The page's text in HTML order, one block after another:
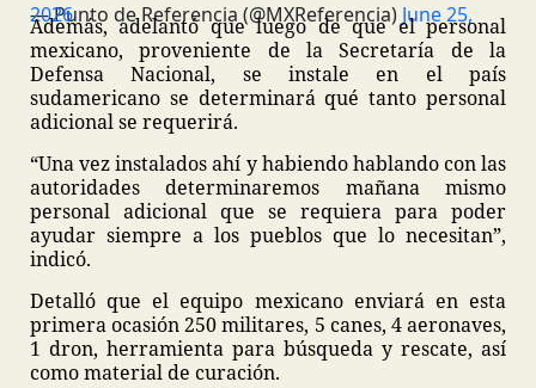
— Punto de Referencia (@MXReferencia)
June 25, 2026
Además, adelantó que luego de que el personal
mexicano, proveniente de la Secretaría de la
Defensa Nacional, se instale en el país
sudamericano se determinará qué tanto personal
adicional se requerirá.
“Una vez instalados ahí y habiendo hablando con las
autoridades determinaremos mañana mismo
personal adicional que se requiera para poder
ayudar siempre a los pueblos que lo necesitan”,
indicó.
Detalló que el equipo mexicano enviará en esta
primera ocasión 250 militares, 5 canes, 4 aeronaves,
1 dron, herramienta para búsqueda y rescate, así
como material de curación.